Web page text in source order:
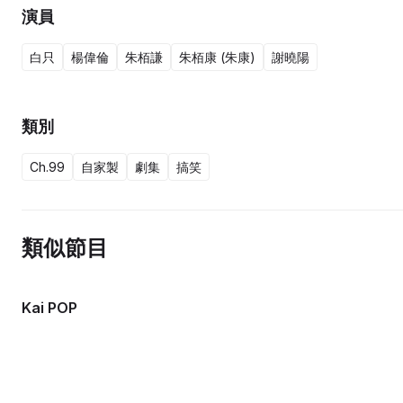
演員
白只 楊偉倫 朱栢謙 朱栢康 (朱康) 謝曉陽
類別
Ch.99 自家製 劇集 搞笑
類似節目
Kai POP